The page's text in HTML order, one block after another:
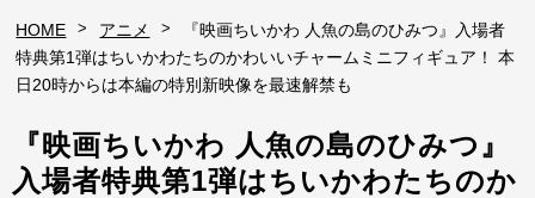
HOME > アニメ >
『映画ちいかわ 人魚の島のひみつ』入場者
特典第1弾はちいかわたちのかわいいチャームミニフィギュア！ 本
日20時からは本編の特別新映像を最速解禁も
『映画ちいかわ 人魚の島のひみつ』
入場者特典第1弾はちいかわたちのか